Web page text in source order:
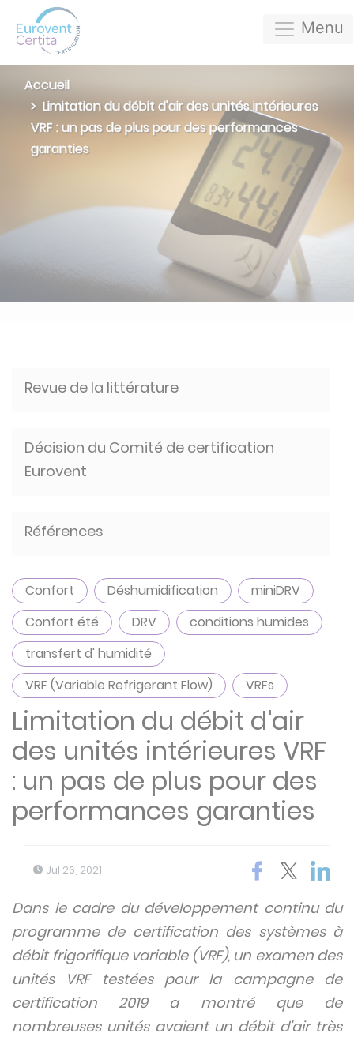
Menu
Accueil
Limitation du débit d'air des unités intérieures
VRF : un pas de plus pour des performances
garanties
Revue de la littérature
Décision du Comité de certification
Eurovent
Références
Confort Déshumidification
miniDRV
Confort été
DRV
conditions humides
transfert d' humidité
VRF (Variable Refrigerant Flow)
VRFs
Limitation du débit d'air
des unités intérieures VRF
: un pas de plus pour des
performances garanties
Jul 26, 2021
Dans le cadre du développement continu du
programme de certification des systèmes à
débit frigorifique variable (VRF), un examen des
unités VRF testées pour la campagne de
certification 2019 a montré que de
nombreuses unités avaient un débit d'air très